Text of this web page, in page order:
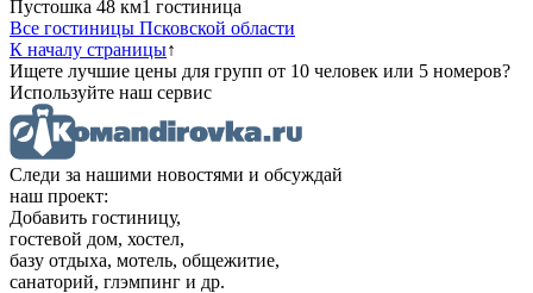
Пустошка 48 км1 гостиница
Все гостиницы Псковской области
К началу страницы↑
Ищете лучшие цены для групп от 10 человек или 5 номеров?
Используйте наш сервис
Следи за нашими новостями и обсуждай
наш проект:
Добавить гостиницу,
гостевой дом, хостел,
базу отдыха, мотель, общежитие,
санаторий, глэмпинг и др.